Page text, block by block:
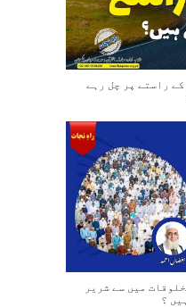
راستے پر چل رہے
میں سے شریر
؟